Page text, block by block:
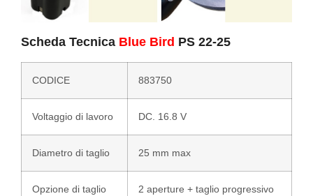
Scheda Tecnica Blue Bird PS 22-25
CODICE 883750
Voltaggio di lavoro DC. 16.8 V
Diametro di taglio 25 mm max
Opzione di taglio 2 aperture + taglio progressivo